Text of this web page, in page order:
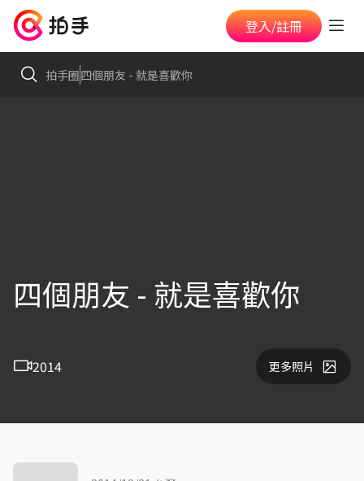
登入/註冊
拍手圈四個朋友 - 就是喜歡你
四個朋友 - 就是喜歡你
2014 更多照片